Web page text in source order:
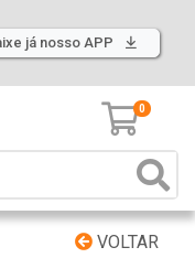
já nosso APP
0
VOLTAR